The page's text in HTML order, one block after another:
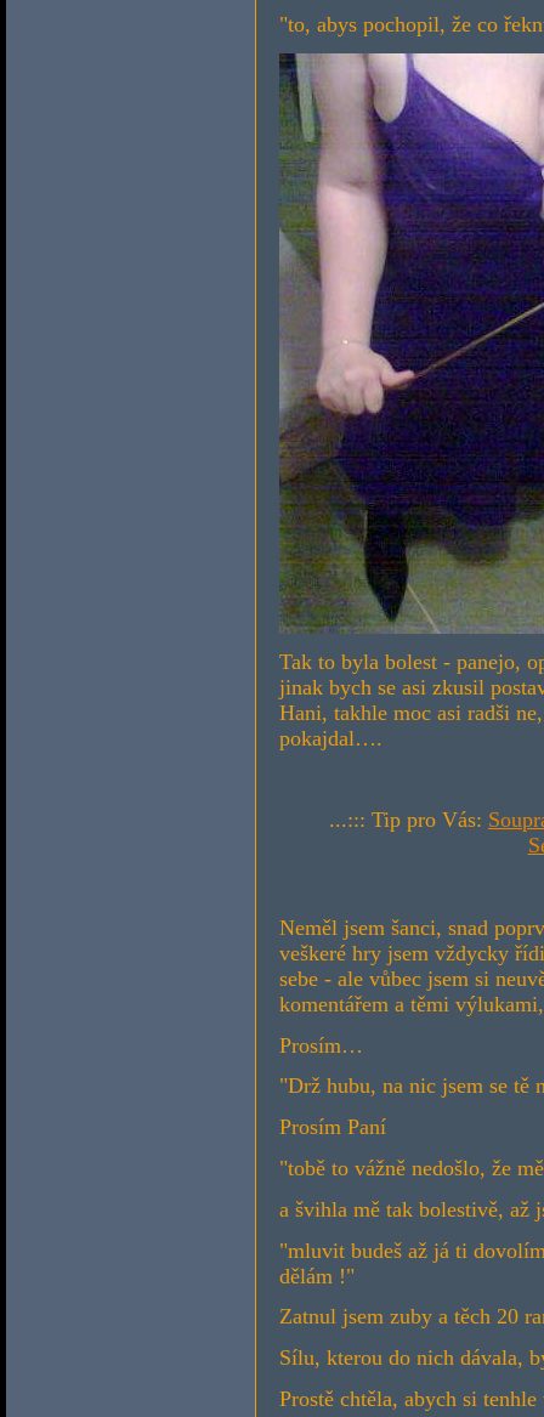
"to, abys pochopil, že co
Tak to byla bolest - panejo,
jinak bych se asi zkusil
Hani, takhle moc asi radši
pokajdal….
...::: Tip pro Vás:
Neměl jsem šanci, snad
veškeré hry jsem vždycky
sebe - ale vůbec jsem si
komentářem a těmi
Prosím…
"Drž hubu, na nic jsem se tě
Prosím Paní
"tobě to vážně nedošlo, že
a švihla mě tak bolestivě, až
"mluvit budeš až já ti
dělám !"
Zatnul jsem zuby a těch 20
Sílu, kterou do nich dávala,
Prostě chtěla, abych si